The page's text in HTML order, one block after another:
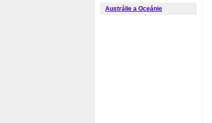
Austrálie a Oceánie